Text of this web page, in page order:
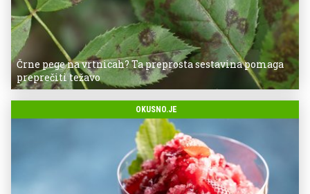
Črne pege na vrtnicah? Ta preprosta sestavina pomaga
preprečiti težavo
OKUSNO.JE